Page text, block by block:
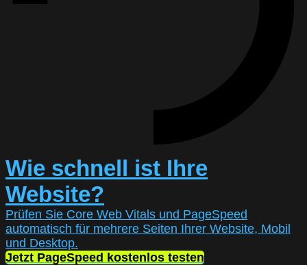
Wie schnell ist Ihre
Website?
Prüfen Sie Core Web Vitals und PageSpeed
automatisch für mehrere Seiten Ihrer Website, Mobil
und Desktop.
Jetzt PageSpeed kostenlos testen